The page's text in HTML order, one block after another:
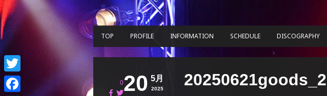
TOP PROFILE INFORMATION SCHEDULE DISCOGRAPHY
20 5月
2025
0 20250621goods_2
Twitter